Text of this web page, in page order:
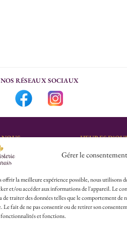
Gérer le consentement
offrir la meilleure expérience possible, nous utilisons
et/ou accéder aux informations de l'appareil. Le
de traiter des données telles que le comportement de
Le fait de ne pas consentir ou de retirer son
fonctionnalités et fonctions.
NOS RÉSEAUX SOCIAUX
:
HEURES
Lu-Sa : 10h30/
Dim (Oct à